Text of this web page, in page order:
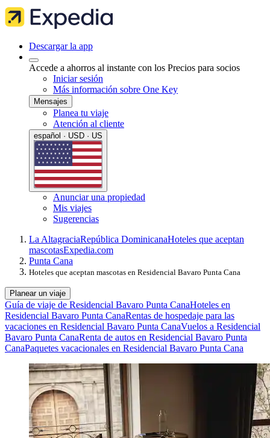
Descargar la app
Accede a ahorros al instante con los Precios para socios
Iniciar sesión
Más información sobre One Key
Mensajes
Planea tu viaje
Atención al cliente
español · USD · US
Anunciar una propiedad
Mis viajes
Sugerencias
La AltagraciaRepública DominicanaHoteles que aceptan
mascotasExpedia.com
Punta Cana
Hoteles que aceptan mascotas en Residencial Bavaro Punta Cana
Planear un viaje
Guía de viaje de Residencial Bavaro Punta CanaHoteles en
Residencial Bavaro Punta CanaRentas de hospedaje para las
vacaciones en Residencial Bavaro Punta CanaVuelos a Residencial
Bavaro Punta CanaRenta de autos en Residencial Bavaro Punta
CanaPaquetes vacacionales en Residencial Bavaro Punta Cana